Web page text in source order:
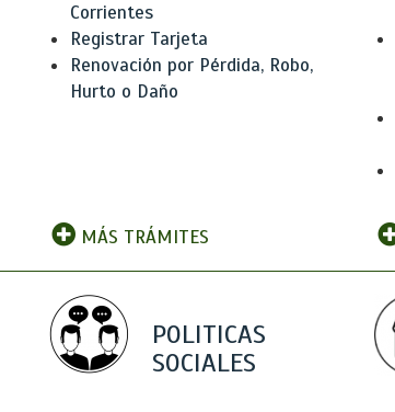
Corrientes
Registrar Tarjeta
Renovación por Pérdida, Robo,
Hurto o Daño
MÁS TRÁMITES
POLITICAS
SOCIALES